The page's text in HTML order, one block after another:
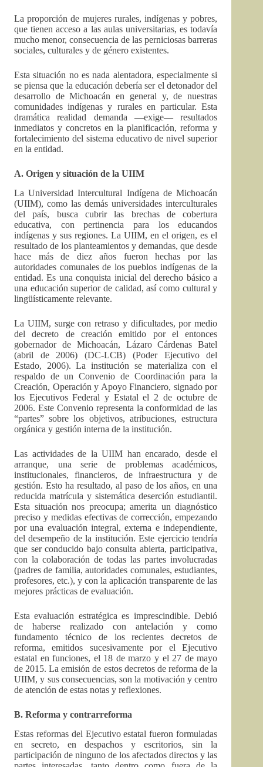
La proporción de mujeres rurales, indígenas y pobres,
que tienen acceso a las aulas universitarias, es todavía
mucho menor, consecuencia de las perniciosas barreras
sociales, culturales y de género existentes.
Esta situación no es nada alentadora, especialmente si
se piensa que la educación debería ser el detonador del
desarrollo de Michoacán en general y, de nuestras
comunidades indígenas y rurales en particular. Esta
dramática realidad demanda —exige— resultados
inmediatos y concretos en la planificación, reforma y
fortalecimiento del sistema educativo de nivel superior
en la entidad.
A. Origen y situación de la UIIM
La Universidad Intercultural Indígena de Michoacán
(UIIM), como las demás universidades interculturales
del país, busca cubrir las brechas de cobertura
educativa, con pertinencia para los educandos
indígenas y sus regiones. La UIIM, en el origen, es el
resultado de los planteamientos y demandas, que desde
hace más de diez años fueron hechas por las
autoridades comunales de los pueblos indígenas de la
entidad. Es una conquista inicial del derecho básico a
una educación superior de calidad, así como cultural y
lingüísticamente relevante.
La UIIM, surge con retraso y dificultades, por medio
del decreto de creación emitido por el entonces
gobernador de Michoacán, Lázaro Cárdenas Batel
(abril de 2006) (DC-LCB) (Poder Ejecutivo del
Estado, 2006). La institución se materializa con el
respaldo de un Convenio de Coordinación para la
Creación, Operación y Apoyo Financiero, signado por
los Ejecutivos Federal y Estatal el 2 de octubre de
2006. Este Convenio representa la conformidad de las
“partes” sobre los objetivos, atribuciones, estructura
orgánica y gestión interna de la institución.
Las actividades de la UIIM han encarado, desde el
arranque, una serie de problemas académicos,
institucionales, financieros, de infraestructura y de
gestión. Esto ha resultado, al paso de los años, en una
reducida matrícula y sistemática deserción estudiantil.
Esta situación nos preocupa; amerita un diagnóstico
preciso y medidas efectivas de corrección, empezando
por una evaluación integral, externa e independiente,
del desempeño de la institución. Este ejercicio tendría
que ser conducido bajo consulta abierta, participativa,
con la colaboración de todas las partes involucradas
(padres de familia, autoridades comunales, estudiantes,
profesores, etc.), y con la aplicación transparente de las
mejores prácticas de evaluación.
Esta evaluación estratégica es imprescindible. Debió
de haberse realizado con antelación y como
fundamento técnico de los recientes decretos de
reforma, emitidos sucesivamente por el Ejecutivo
estatal en funciones, el 18 de marzo y el 27 de mayo
de 2015. La emisión de estos decretos de reforma de la
UIIM, y sus consecuencias, son la motivación y centro
de atención de estas notas y reflexiones.
B. Reforma y contrarreforma
Estas reformas del Ejecutivo estatal fueron formuladas
en secreto, en despachos y escritorios, sin la
participación de ninguno de los afectados directos y las